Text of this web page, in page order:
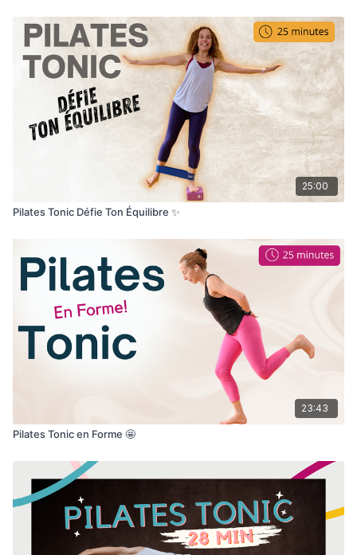
25:00
Pilates Tonic Défie Ton Équilibre ✨
23:43
Pilates Tonic en Forme 🤩